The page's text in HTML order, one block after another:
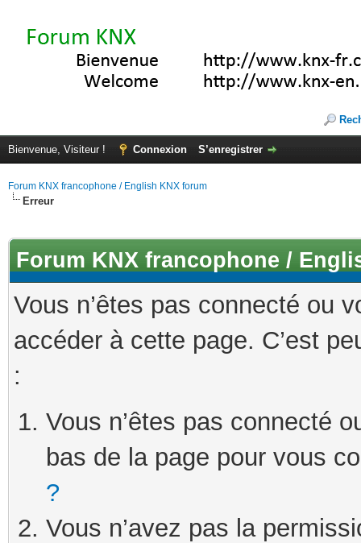
Bienvenue, Visiteur ! Connexion S’enregistrer
Forum KNX francophone / English KNX forum
Erreur
Forum KNX francophone /
Vous n’êtes pas connecté ou
accéder à cette page. C’est
:
Vous n’êtes pas connecté
bas de la page pour vous
?
Vous n’avez pas la